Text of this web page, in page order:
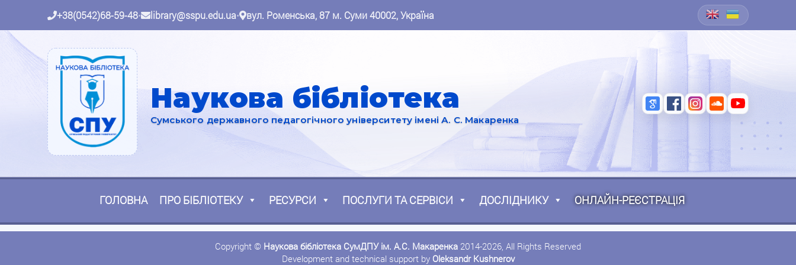
+38(0542)68-59-48• library@sspu.edu.ua• вул. Роменська, 87 м. Суми 40002, Україна
Наукова бібліотека
Сумського державного педагогічного університету імені А. С. Макаренка
ГОЛОВНА ПРО БІБЛІОТЕКУ РЕСУРСИ ПОСЛУГИ ТА СЕРВІСИ ДОСЛІДНИКУ ОНЛАЙН-РЕЄСТРАЦІЯ
Copyright © Наукова бібліотека СумДПУ ім. А.С. Макаренка 2014-2026, All Rights Reserved
Development and technical support by Oleksandr Kushnerov